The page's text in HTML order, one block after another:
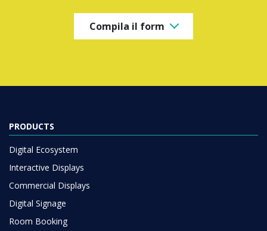
Compila il form
PRODUCTS
Digital Ecosystem
Interactive Displays
Commercial Displays
Digital Signage
Room Booking